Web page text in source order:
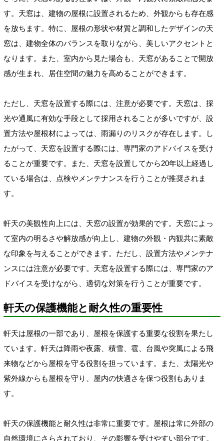
す。天窓は、建物の屋根に設置されるため、外観からも存在感
を放ちます。特に、屋根の形状や材質と調和したデザインの天
窓は、建物全体のバランスを取りながら、美しいアクセントと
なります。また、室内から見た場合も、天窓があることで開放
感が生まれ、居住空間の魅力を高めることができます。
ただし、天窓を設置する際には、注意が必要です。天窓は、採
光や通風に有効な手段として採用されることが多いですが、設
置方法や屋根材によっては、雨漏りのリスクが存在します。し
たがって、天窓を設置する際には、専門家のアドバイスを受け
ることが重要です。また、天窓を設置してから20年以上経過し
ている場合は、点検やメンテナンスを行うことが推奨されま
す。
軒天の美観性向上には、天窓の設置が効果的です。天窓によっ
て室内の明るさや解放感が向上し、建物の外観・内観共に素敵
な印象を与えることができます。ただし、設置方法やメンテナ
ンスには注意が必要です。天窓を設置する際には、専門家のア
ドバイスを受けながら、適切な対策を行うことが重要です。
軒天の保護機能と耐久性の重要性
軒天は屋根の一部であり、屋根を保護する重要な役割を果たし
ています。軒天は降雨や夜露、積雪、雹、台風や突風による飛
来物などから屋根を守る役割を担っています。また、太陽光や
紫外線からも屋根を守り、屋内の快適さを保つ役割もありま
す。
軒天の保護機能と耐久性は非常に重要です。屋根は常に外部の
自然環境にさらされており、その影響を受けやすい部分です。